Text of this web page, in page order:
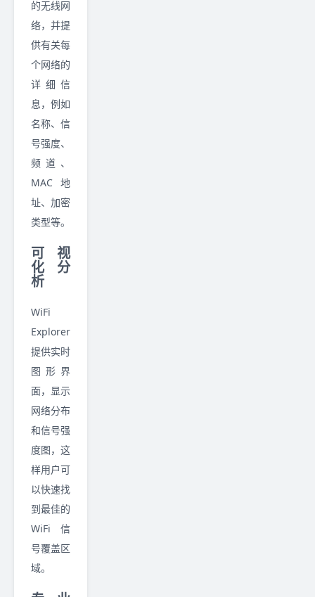
的无线网
络，并提
供有关每
个网络的
详细信
息，例如
名称、信
号强度、
频道、
MAC 地
址、加密
类型等。
可视
化分
析
WiFi
Explorer
提供实时
图形界
面，显示
网络分布
和信号强
度图，这
样用户可
以快速找
到最佳的
WiFi 信
号覆盖区
域。